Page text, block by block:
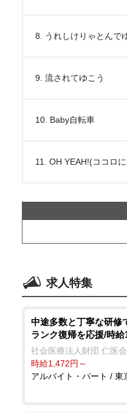
8. うれしけりゃとんで
9. 流されてゆこう
10. Baby自転車
11. OH YEAH!(ココロ
求人特集
中途多数と丁寧な研修
ランク復帰を応援/時給
社会医療法人財団 仁医会
時給1,472円～
アルバイト・パート / 東